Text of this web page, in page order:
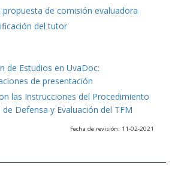
propuesta de comisión evaluadora
del tutor
de Estudios en UvaDoc:
de presentación
las Instrucciones del Procedimiento
de Defensa y Evaluación del TFM
Fecha de revisión: 11-02-2021